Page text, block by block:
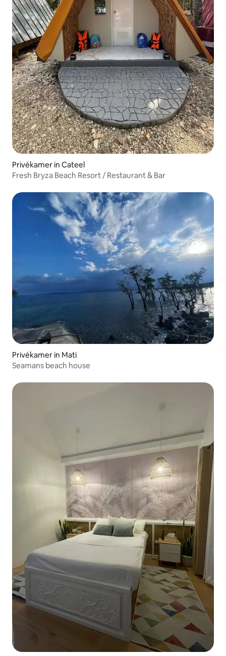
Privékamer in Cateel
Fresh Bryza Beach Resort / Restaurant & Bar
Privékamer in Mati
Seamans beach house